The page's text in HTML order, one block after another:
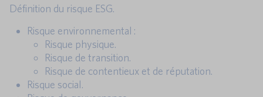
Définition du risque ESG.
Risque environnemental :
Risque physique.
Risque de transition.
Risque de contentieux et de réputation.
Risque social.